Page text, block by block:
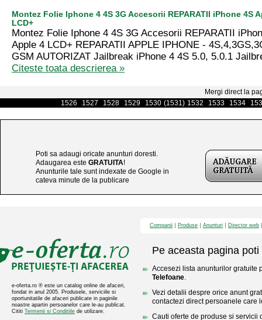
Montez Folie Iphone 4 4S 3G Accesorii REPARATII iPhone 4S
LCD+
Montez Folie Iphone 4 4S 3G Accesorii REPARATII
Apple 4 LCD+ REPARATII APPLE IPHONE -
GSM AUTORIZAT Jailbreak iPhone 4 4S 5.0, 5.0.1
Citeste toata descrierea »
Mergi direct la
1526
1527 1528 1529 1530 (1531) 1532 1533 1534
Poti sa adaugi oricate anunturi doresti.
Adaugarea este GRATUITA!
Anunturile tale sunt indexate de Google in
cateva minute de la publicare
e-oferta.ro ® este un catalog online de afaceri,
fondat in anul 2005. Produsele, serviciile si
oportunitatile de afaceri publicate in paginile
noastre apartin persoanelor care le-au publicat.
Cititi Termenii si Conditiile de utilizare.
Companii Produse Anunturi Director web
Pe aceasta pagina poti
Accesezi lista anunturilor gratuite
Telefoane.
Vezi detalii despre orice anunt
contactezi direct persoanele care
Cauti oferte de produse si servicii